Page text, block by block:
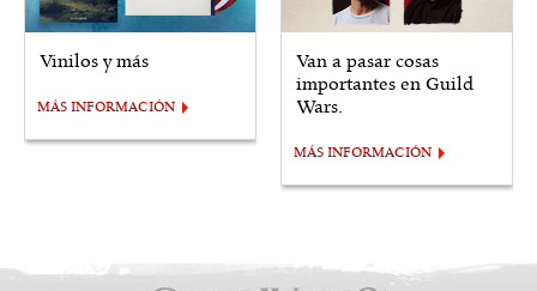
Vinilos y más
MÁS INFORMACIÓN
Van a pasar cosas
importantes en Guild
Wars.
MÁS INFORMACIÓN